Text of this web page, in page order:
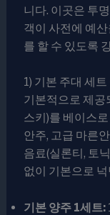
니다. 이곳은 투
객이 사전에 예
를 할 수 있도록
1) 기본 주대 세
기본적으로 제공
스키)를 베이스
안주, 고급 마른
음료(실론티, 토
없이 기본으로
기본 양주 1세트: